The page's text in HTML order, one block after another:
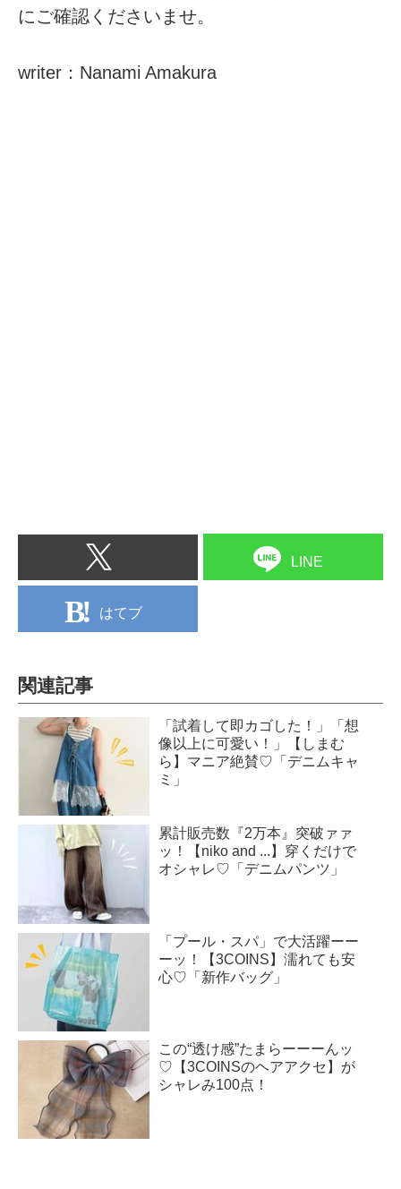
にご確認くださいませ。
writer：Nanami Amakura
LINE
はてブ
関連記事
「試着して即カゴした！」「想
像以上に可愛い！」【しまむ
ら】マニア絶賛♡「デニムキャ
ミ」
累計販売数『2万本』突破ァァ
ッ！【niko and ...】穿くだけで
オシャレ♡「デニムパンツ」
「プール・スパ」で大活躍ーー
ーッ！【3COINS】濡れても安
心♡「新作バッグ」
この“透け感”たまらーーーんッ
♡【3COINSのヘアアクセ】が
シャレみ100点！